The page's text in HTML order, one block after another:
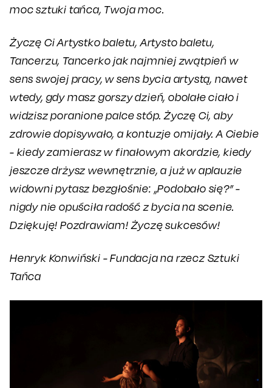
moc sztuki tańca, Twoja moc.
Życzę Ci Artystko baletu, Artysto baletu,
Tancerzu, Tancerko jak najmniej zwątpień w
sens swojej pracy, w sens bycia artystą, nawet
wtedy, gdy masz gorszy dzień, obolałe ciało i
widzisz poranione palce stóp. Życzę Ci, aby
zdrowie dopisywało, a kontuzje omijały. A Ciebie
- kiedy zamierasz w finałowym akordzie, kiedy
jeszcze drżysz wewnętrznie, a już w aplauzie
widowni pytasz bezgłośnie: „Podobało się?” -
nigdy nie opuściła radość z bycia na scenie.
Dziękuję! Pozdrawiam! Życzę sukcesów!
Henryk Konwiński - Fundacja na rzecz Sztuki
Tańca